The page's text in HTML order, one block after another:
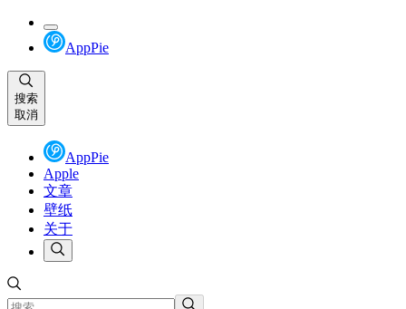
AppPie
搜索
取消
AppPie
Apple
文章
壁纸
关于